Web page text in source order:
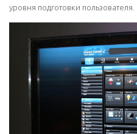
уровня подготовки пользователя.